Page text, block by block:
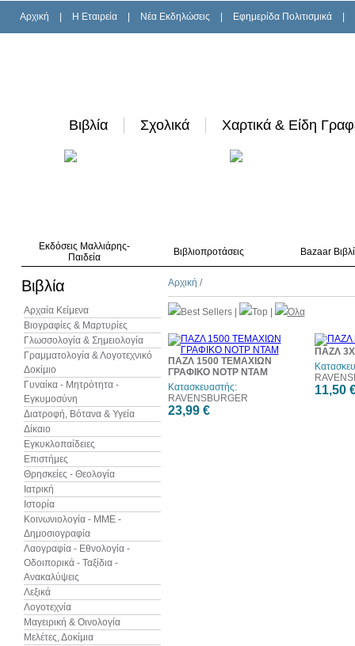
Αρχική H Εταιρεία Νέα Εκδηλώσεις Εφημερίδα Πολιτισμικά
Βιβλία Σχολικά Χαρτικά & Είδη
Εκδόσεις Μαλλιάρης-
Παιδεία
Βιβλιοπροτάσεις Bazaar
Βιβλία
Αρχαία Κείμενα
Βιογραφίες & Μαρτυρίες
Γλωσσολογία & Σημειολογία
Γραμματολογία & Λογοτεχνικό
Δοκίμιο
Γυναίκα - Μητρότητα -
Εγκυμοσύνη
Διατροφή, Βότανα & Υγεία
Δίκαιο
Εγκυκλοπαίδειες
Επιστήμες
Θρησκείες - Θεολογία
Ιατρική
Ιστορία
Κοινωνιολογία - ΜΜΕ -
Δημοσιογραφία
Λαογραφία - Εθνολογία -
Οδοιπορικά - Ταξίδια -
Ανακαλύψεις
Λεξικά
Λογοτεχνία
Μαγειρική & Οινολογία
Μελέτες, Δοκίμια
Αρχική /
Best Sellers| Top Όλα
ΠΑΖΛ 1500 ΤΕΜΑΧΙΩΝ
ΓΡΑΦΙΚΟ ΝΟΤΡ ΝΤΑΜ
Κατασκευαστής:
RAVENSBURGER
23,99 €
ΠΑΖΛ
11,50